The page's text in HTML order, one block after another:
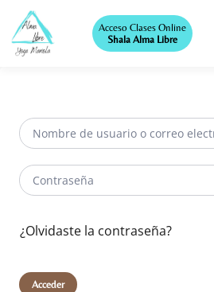
Acceso Clases Online
Shala Alma Libre
¿Olvidaste la contraseña?
Acceder